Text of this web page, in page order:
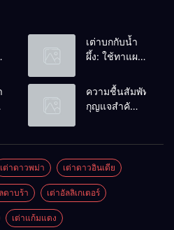
เต่าบกกับน้ำ
ผึ้ง: ใช้ทาแผล
ดื่มได้ไหม?
ความชื้นสัมพัทธ์:
กุญแจสำคัญ
เต่าดาวพม่า เต่าดาวอินเดีย
ดาบร้า เต่าอัลลิเกเตอร์
เต่าแก้มแดง